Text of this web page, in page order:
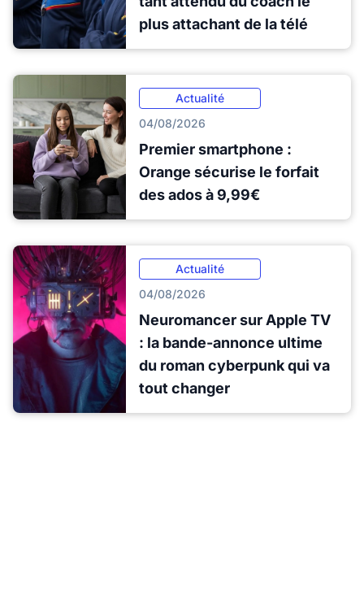
plus attachant de la télé
Actualité
04/08/2026
Premier smartphone :
Orange sécurise le forfait
des ados à 9,99€
Actualité
04/08/2026
Neuromancer sur Apple TV
: la bande-annonce ultime
du roman cyberpunk qui va
tout changer